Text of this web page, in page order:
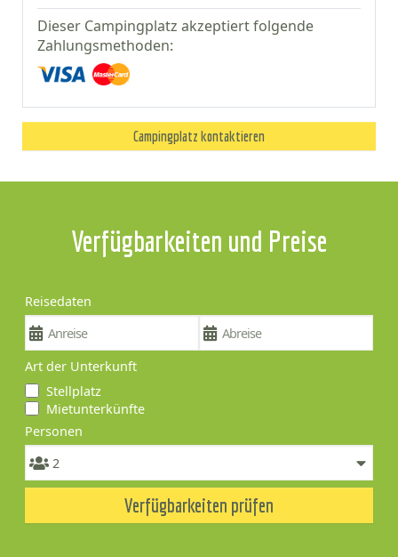
Dieser Campingplatz akzeptiert folgende
Zahlungsmethoden:
Campingplatz kontaktieren
Verfügbarkeiten und Preise
Reisedaten
Art der Unterkunft
Stellplatz
Mietunterkünfte
Personen
Verfügbarkeiten prüfen